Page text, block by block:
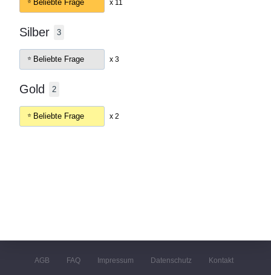
Beliebte Frage x 11
Silber 3
Beliebte Frage x 3
Gold 2
Beliebte Frage x 2
AGB FAQ Impressum Datenschutz Kontakt